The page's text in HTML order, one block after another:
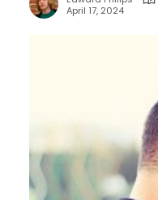
April 17, 2024